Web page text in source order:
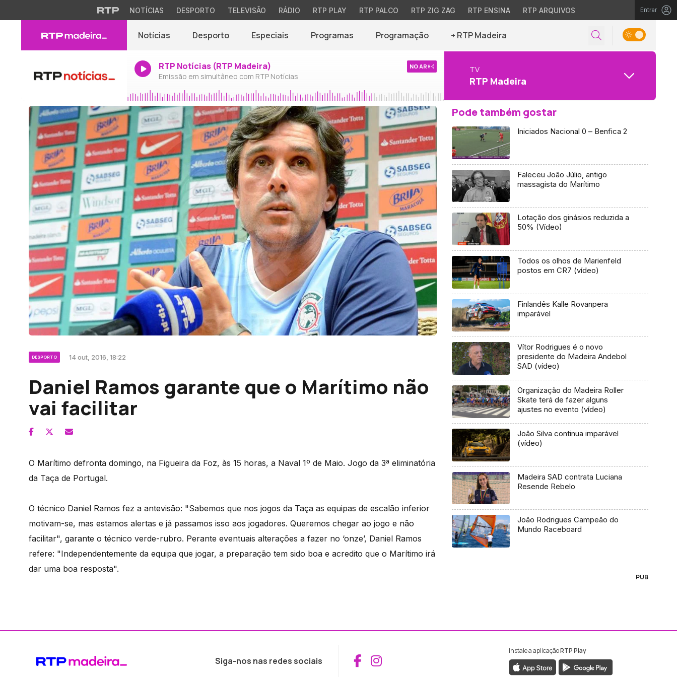
NOTÍCIAS DESPORTO TELEVISÃO RÁDIO RTP PLAY RTP PALCO RTP ZIG ZAG RTP ENSINA RTP ARQUIVOS Entrar
Notícias Desporto Especiais Programas Programação + RTP Madeira
RTP Notícias (RTP Madeira)
Emissão em simultâneo com RTP Notícias
NO AR TV
RTP Madeira
DESPORTO 14 out, 2016, 18:22
Daniel Ramos garante que o Marítimo não
vai facilitar
O Marítimo defronta domingo, na Figueira da Foz, às 15 horas, a Naval 1º de Maio. Jogo da 3ª eliminatória
da Taça de Portugal.
O técnico Daniel Ramos fez a antevisão: "Sabemos que nos jogos da Taça as equipas de escalão inferior
motivam-se, mas estamos alertas e já passamos isso aos jogadores. Queremos chegar ao jogo e não
facilitar", garante o técnico verde-rubro. Perante eventuais alterações a fazer no ‘onze’, Daniel Ramos
refere: "Independentemente da equipa que jogar, a preparação tem sido boa e acredito que o Marítimo irá
dar uma boa resposta".
Pode também gostar
Iniciados Nacional 0 – Benfica 2
Faleceu João Júlio, antigo
massagista do Marítimo
Lotação dos ginásios reduzida a
50% (Vídeo)
Todos os olhos de Marienfeld
postos em CR7 (vídeo)
Finlandês Kalle Rovanpera
imparável
Vítor Rodrigues é o novo
presidente do Madeira Andebol
SAD (vídeo)
Organização do Madeira Roller
Skate terá de fazer alguns
ajustes no evento (vídeo)
João Silva continua imparável
(vídeo)
Madeira SAD contrata Luciana
Resende Rebelo
João Rodrigues Campeão do
Mundo Raceboard
PUB
Siga-nos nas redes sociais Aceder ao Facebook da RTP Madeira
Aceder ao Instagram da RTP Madeira
Instale a aplicaçãoRTP Play